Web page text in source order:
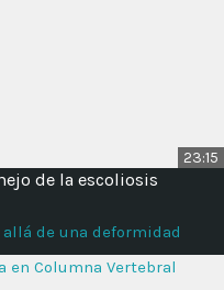
23:15
de la escoliosis
de una deformidad